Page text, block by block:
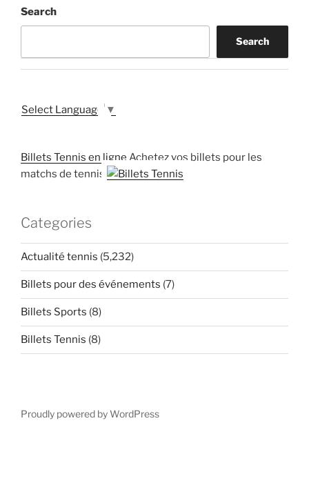
Search
Search
Select Language ▼
Billets Tennis en ligne Achetez vos billets pour les
matchs de tennis
Categories
Actualité tennis (5,232)
Billets pour des événements (7)
Billets Sports (8)
Billets Tennis (8)
Proudly powered by WordPress